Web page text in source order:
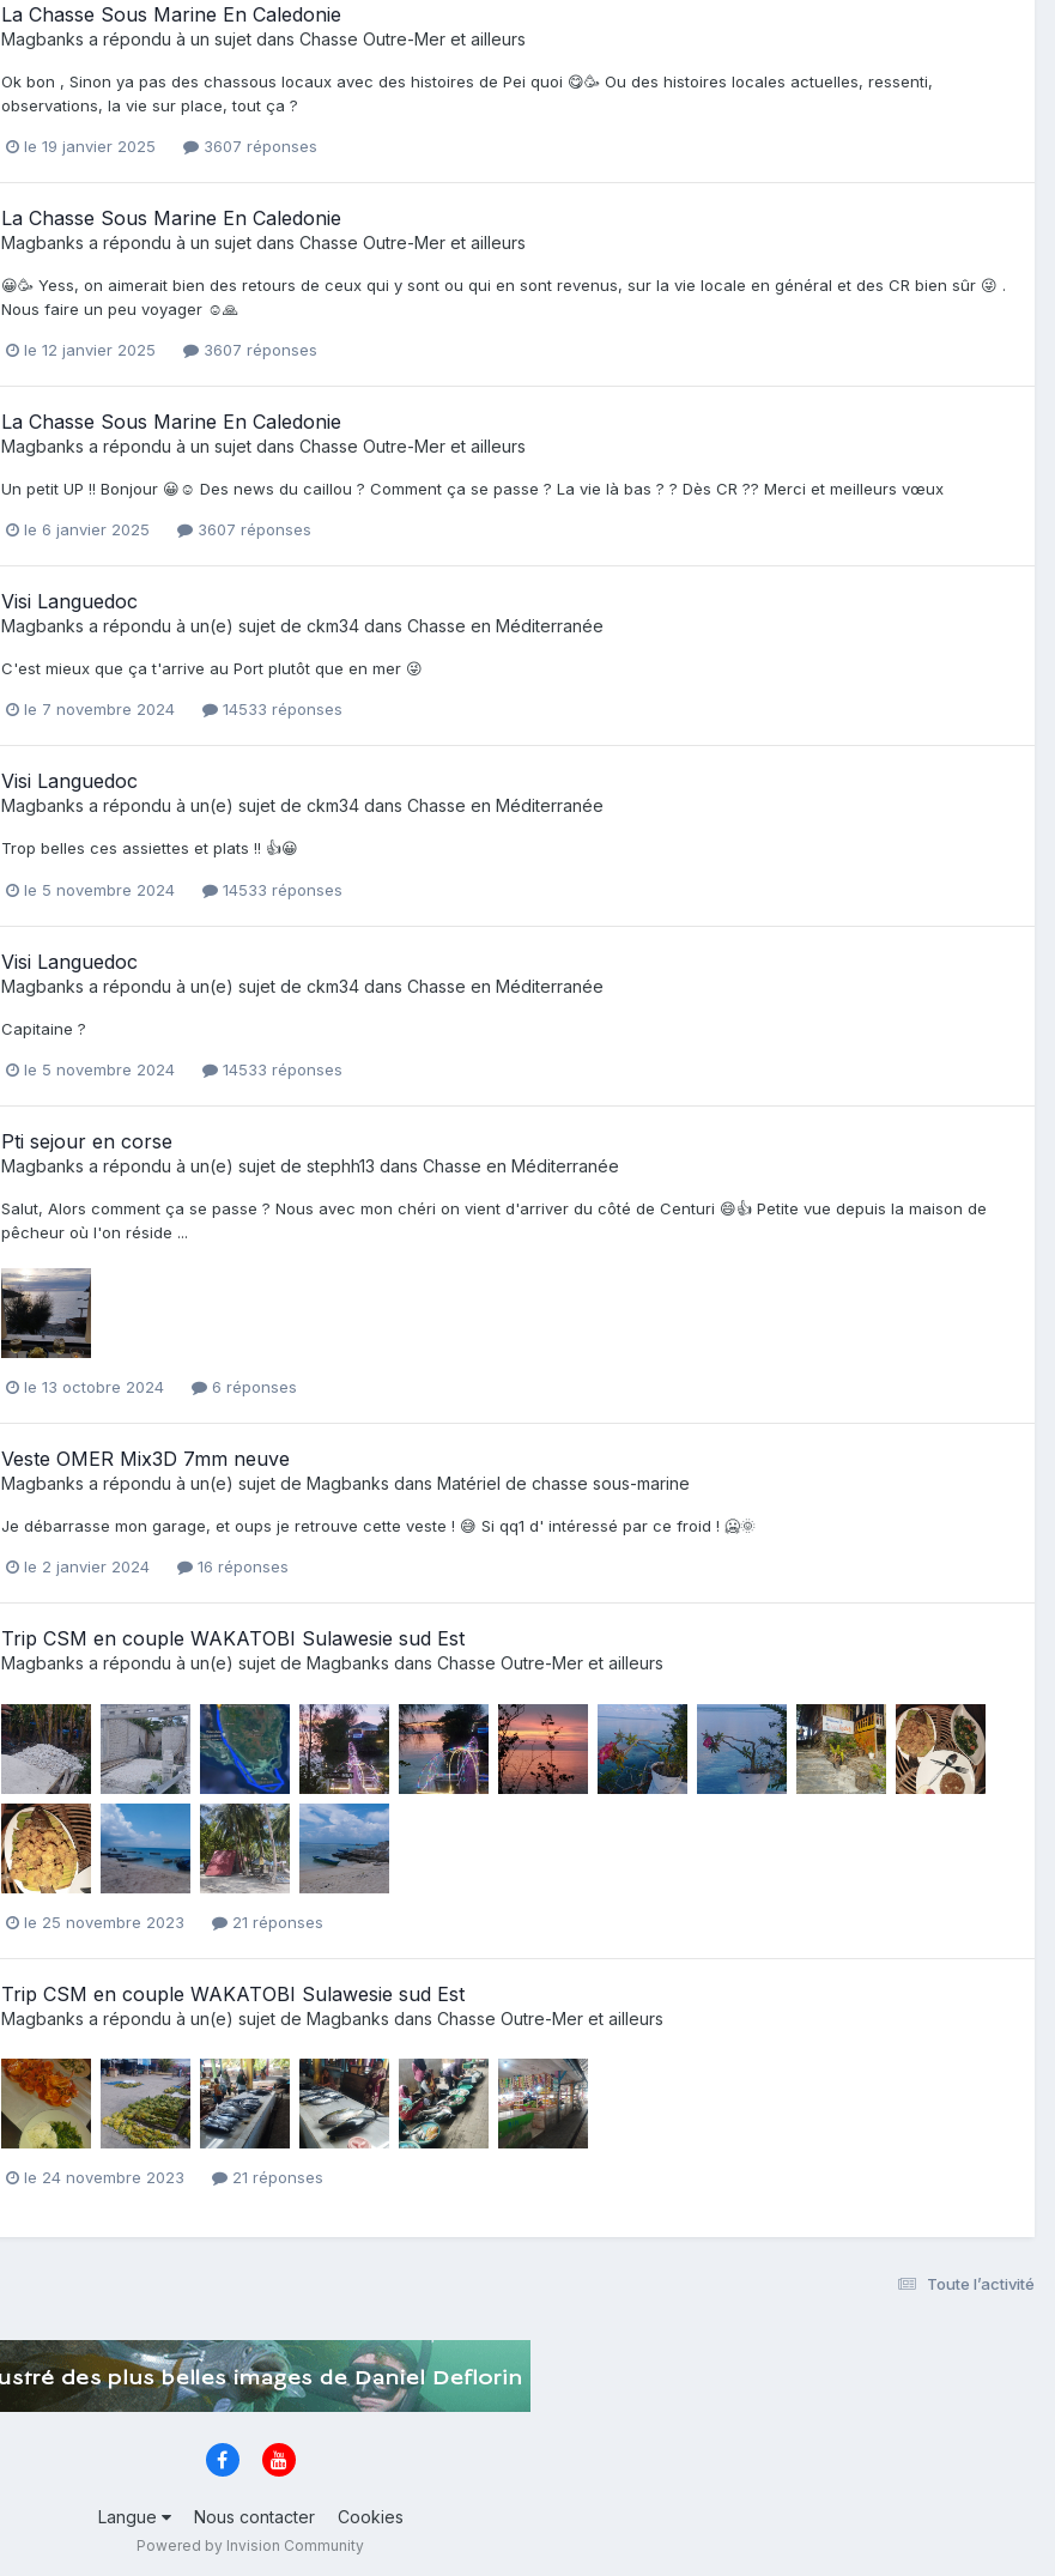
La Chasse Sous Marine En Caledonie
Magbanks a répondu à un sujet dans Chasse Outre-Mer et ailleurs
Ok bon , Sinon ya pas des chassous locaux avec des histoires de Pei quoi 😋🥳 Ou des histoires locales actuelles, ressenti,
observations, la vie sur place, tout ça ?
le 19 janvier 2025 3607 réponses
La Chasse Sous Marine En Caledonie
Magbanks a répondu à un sujet dans Chasse Outre-Mer et ailleurs
😀🥳 Yess, on aimerait bien des retours de ceux qui y sont ou qui en sont revenus, sur la vie locale en général et des CR bien sûr 😜 .
Nous faire un peu voyager ☺️🙏
le 12 janvier 2025 3607 réponses
La Chasse Sous Marine En Caledonie
Magbanks a répondu à un sujet dans Chasse Outre-Mer et ailleurs
Un petit UP !! Bonjour 😀☺️ Des news du caillou ? Comment ça se passe ? La vie là bas ? ? Dès CR ?? Merci et meilleurs vœux
le 6 janvier 2025 3607 réponses
Visi Languedoc
Magbanks a répondu à un(e) sujet de ckm34 dans Chasse en Méditerranée
C'est mieux que ça t'arrive au Port plutôt que en mer 😜
le 7 novembre 2024 14533 réponses
Visi Languedoc
Magbanks a répondu à un(e) sujet de ckm34 dans Chasse en Méditerranée
Trop belles ces assiettes et plats !! 👍😀
le 5 novembre 2024 14533 réponses
Visi Languedoc
Magbanks a répondu à un(e) sujet de ckm34 dans Chasse en Méditerranée
Capitaine ?
le 5 novembre 2024 14533 réponses
Pti sejour en corse
Magbanks a répondu à un(e) sujet de stephh13 dans Chasse en Méditerranée
Salut, Alors comment ça se passe ? Nous avec mon chéri on vient d'arriver du côté de Centuri 😄👍 Petite vue depuis la maison de
pêcheur où l'on réside ...
le 13 octobre 2024 6 réponses
Veste OMER Mix3D 7mm neuve
Magbanks a répondu à un(e) sujet de Magbanks dans Matériel de chasse sous-marine
Je débarrasse mon garage, et oups je retrouve cette veste ! 😅 Si qq1 d' intéressé par ce froid ! 🥶🌞
le 2 janvier 2024 16 réponses
Trip CSM en couple WAKATOBI Sulawesie sud Est
Magbanks a répondu à un(e) sujet de Magbanks dans Chasse Outre-Mer et ailleurs
le 25 novembre 2023 21 réponses
Trip CSM en couple WAKATOBI Sulawesie sud Est
Magbanks a répondu à un(e) sujet de Magbanks dans Chasse Outre-Mer et ailleurs
le 24 novembre 2023 21 réponses
Toute l’activité
Langue Nous contacter Cookies
Powered by Invision Community